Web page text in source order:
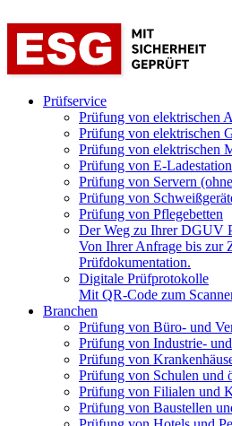
Prüfservice
Prüfung von elektrischen
Prüfung von elektrischen
Prüfung von elektrischen
Prüfung von E-
Prüfung von Servern
Prüfung von
Prüfung von Pflegebetten
Der Weg zu Ihrer DGUV
Von Ihrer Anfrage bis zur
Prüfdokumentation.
Digitale Prüfprotokolle
Mit QR-Code zum
Branchen
Prüfung von Büro- und
Prüfung von Industrie-
Prüfung von
Prüfung von Schulen und
Prüfung von Filialen und
Prüfung von Baustellen